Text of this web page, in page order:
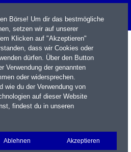
Portfolio Login
Börse! Um dir das bestmögliche
setzen wir auf unserer
Klicken auf "Akzeptieren"
dass wir Cookies oder
dürfen. Über den Button
Verwendung der genannten
oder widersprechen.
wie du der Verwendung von
auf dieser Website
findest du in unseren
Ablehnen Akzeptieren